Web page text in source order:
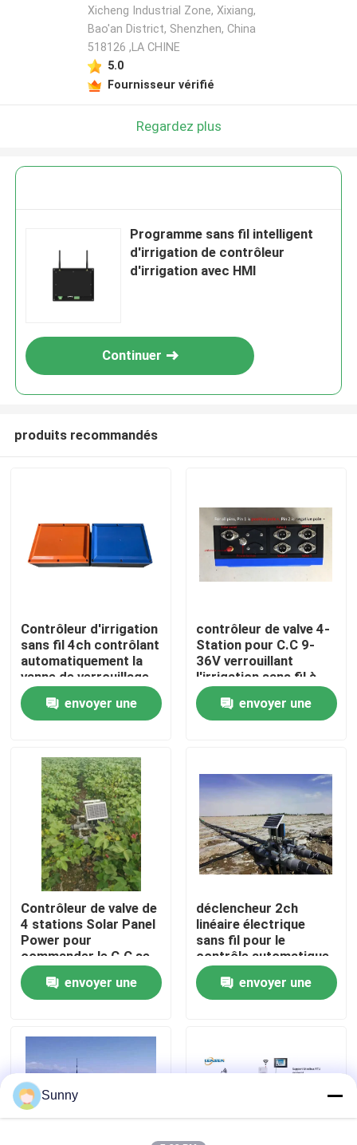
À la maison
Vidéos
À propos de nous
Visite de l'usine
Contrôle de la qualité
Nous contacter
Nouvelles
Les affaires
Xicheng Industrial Zone, Xixiang,
Bao'an District, Shenzhen, China
518126 ,LA CHINE
5.0
Fournisseur vérifié
Regardez plus
Programme sans fil intelligent
d'irrigation de contrôleur
d'irrigation avec HMI
Continuer
produits recommandés
Contrôleur d'irrigation
sans fil 4ch contrôlant
automatiquement la
vanne de verrouillage
de type CC
envoyer une
contrôleur de valve 4-
Station pour C.C 9-
36V verrouillant
l'irrigation sans fil à
télécommande des
valves 2kmenvoyer une
Contrôleur de valve de
4 stations Solar Panel
Power pour
commander le C.C se
verrouillant
automatiquement
envoyer une
déclencheur 2ch
linéaire électrique
sans fil pour le
contrôle automatique
d'irrigation
envoyer une
Sunny